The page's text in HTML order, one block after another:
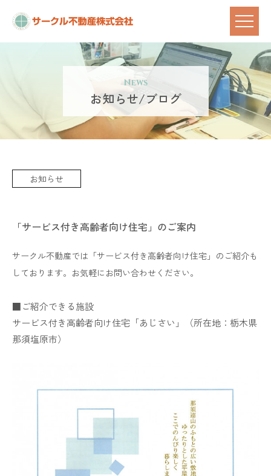
News
お知らせ/ブログ
お知らせ
「サービス付き高齢者向け住宅」のご案内
サークル不動産では「サービス付き高齢者向け住宅」のご紹介も
しております。お気軽にお問い合わせください。
■ご紹介できる施設
サービス付き高齢者向け住宅「あじさい」（所在地：栃木県
那須塩原市）